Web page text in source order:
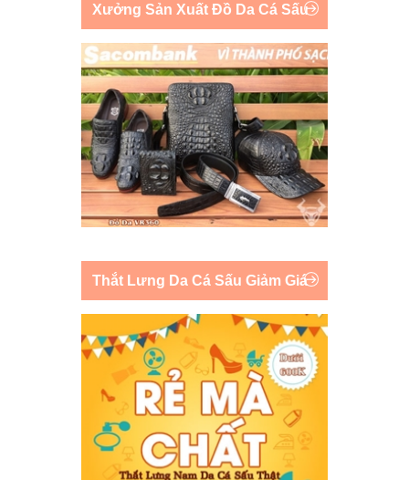
Xưởng Sản Xuất Đồ Da Cá Sấu
Thắt Lưng Da Cá Sấu Giảm Giá